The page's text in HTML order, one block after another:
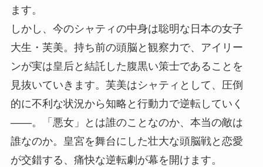
ます。
しかし、今のシャティの中身は聡明な日本の女子
大生・芙美。持ち前の頭脳と観察力で、アイリー
ンが実は皇后と結託した腹黒い策士であることを
見抜いていきます。芙美はシャティとして、圧倒
的に不利な状況から知略と行動力で逆転していく
――。「悪女」とは誰のことなのか、本当の敵は
誰なのか。皇宮を舞台にした壮大な頭脳戦と恋愛
が交錯する、痛快な逆転劇が幕を開けます。